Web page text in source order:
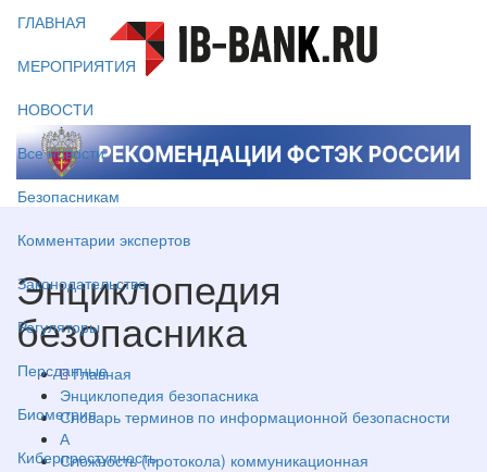
ГЛАВНАЯ
МЕРОПРИЯТИЯ
НОВОСТИ
Все новости
Безопасникам
Комментарии экспертов
Законодательство
Регуляторы
Персданные
Биометрия
Киберпреступность
Энциклопедия
безопасника
Главная
Энциклопедия безопасника
Словарь терминов по информационной безопасности
А
Сложность (протокола) коммуникационная